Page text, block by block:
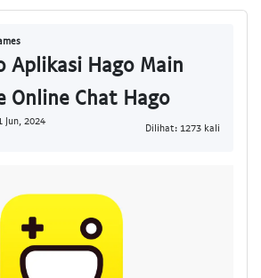
Aplikasi Hago Main
Online Chat Hago
Jun, 2024
Dilihat: 1273 kali